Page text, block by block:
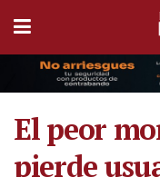
El peor
pierde